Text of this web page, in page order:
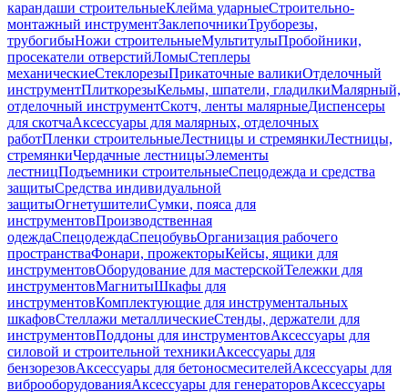
карандаши строительныеКлейма ударныеСтроительно-
монтажный инструментЗаклепочникиТруборезы,
трубогибыНожи строительныеМультитулыПробойники,
просекатели отверстийЛомыСтеплеры
механическиеСтеклорезыПрикаточные валикиОтделочный
инструментПлиткорезыКельмы, шпатели, гладилкиМалярный,
отделочный инструментСкотч, ленты малярныеДиспенсеры
для скотчаАксессуары для малярных, отделочных
работПленки строительныеЛестницы и стремянкиЛестницы,
стремянкиЧердачные лестницыЭлементы
лестницПодъемники строительныеСпецодежда и средства
защитыСредства индивидуальной
защитыОгнетушителиСумки, пояса для
инструментовПроизводственная
одеждаСпецодеждаСпецобувьОрганизация рабочего
пространстваФонари, прожекторыКейсы, ящики для
инструментовОборудование для мастерскойТележки для
инструментовМагнитыШкафы для
инструментовКомплектующие для инструментальных
шкафовСтеллажи металлическиеСтенды, держатели для
инструментовПоддоны для инструментовАксессуары для
силовой и строительной техникиАксессуары для
бензорезовАксессуары для бетоносмесителейАксессуары для
виброоборудованияАксессуары для генераторовАксессуары